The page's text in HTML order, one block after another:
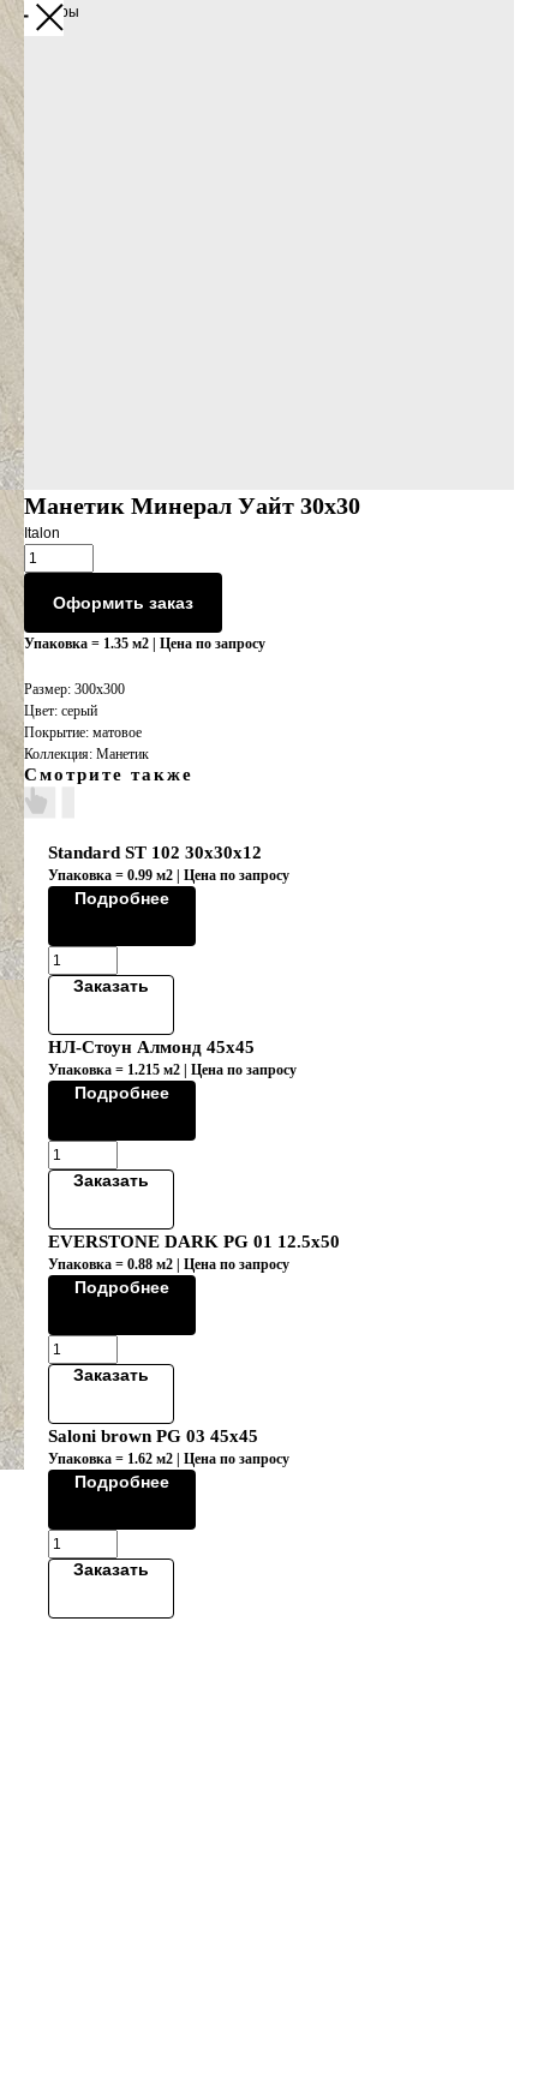
Все товары
Манетик Минерал Уайт 30х30
Italon
Оформить заказ
Упаковка = 1.35 м2 | Цена по запросу
Размер: 300x300
Цвет: серый
Покрытие: матовое
Коллекция: Манетик
Смотрите также
Standard ST 102 30x30x12
Упаковка = 0.99 м2 | Цена по запросу
Подробнее
Заказать
НЛ-Стоун Алмонд 45х45
Упаковка = 1.215 м2 | Цена по запросу
Подробнее
Заказать
EVERSTONE DARK PG 01 12.5x50
Упаковка = 0.88 м2 | Цена по запросу
Подробнее
Заказать
Saloni brown PG 03 45х45
Упаковка = 1.62 м2 | Цена по запросу
Подробнее
Заказать